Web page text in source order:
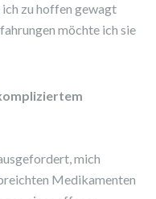
ich zu hoffen gewagt
möchte ich sie
mich
Medikamenten